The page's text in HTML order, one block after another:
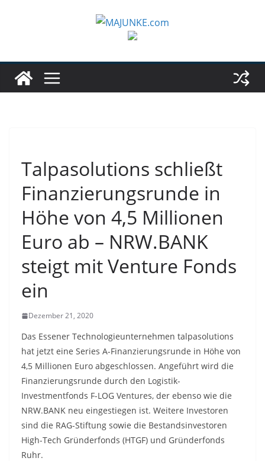
Talpasolutions schließt
Finanzierungsrunde in
Höhe von 4,5 Millionen
Euro ab – NRW.BANK
steigt mit Venture Fonds
ein
Dezember 21, 2020
­Das Essener Technologieunternehmen talpasolutions
hat jetzt eine Series A-Finanzierungsrunde in Höhe von
4,5 Millionen Euro abgeschlossen. Angeführt wird die
Finanzierungsrunde durch den Logistik-
Investmentfonds F-LOG Ventures, der ebenso wie die
NRW.BANK neu eingestiegen ist. Weitere Investoren
sind die RAG-Stiftung sowie die Bestandsinvestoren
High-Tech Gründerfonds (HTGF) und Gründerfonds
Ruhr.